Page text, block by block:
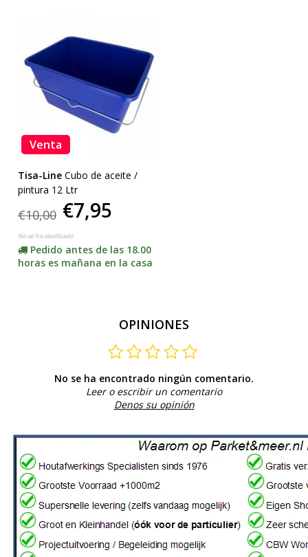
Venta
Tisa-Line Cubo de aceite /
pintura 12 Ltr
€10,00 €7,95
No se ha clasificado
Pedido antes de las 18.00
horas es mañana en la casa
OPINIONES
No se ha encontrado ningún comentario.
Leer o escribir un comentario
Denos su opinión